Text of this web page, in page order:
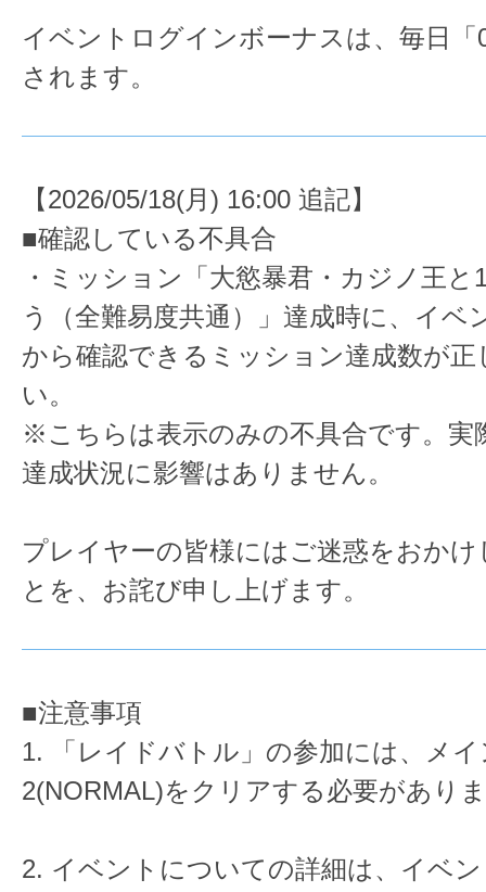
イベントログインボーナスは、毎日「
されます。
【2026/05/18(月) 16:00 追記】
■確認している不具合
・ミッション「大慾暴君・カジノ王
う（全難易度共通）」達成時に、イベ
から確認できるミッション達成数が
い。
※こちらは表示のみの不具合です。実
達成状況に影響はありません。
プレイヤーの皆様にはご迷惑をおか
とを、お詫び申し上げます。
■注意事項
1. 「レイドバトル」の参加には、メ
2(NORMAL)をクリアする必要があり
2. イベントについての詳細は、イベ